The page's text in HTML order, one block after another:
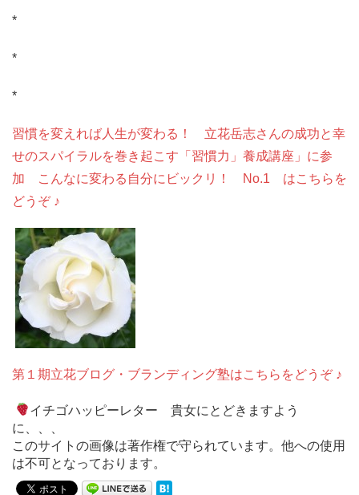
*
*
*
習慣を変えれば人生が変わる！ 立花岳志さんの成功と幸
せのスパイラルを巻き起こす「習慣力」養成講座」に参
加 こんなに変わる自分にビックリ！ No.1 はこちらを
どうぞ ♪
第１期立花ブログ・ブランディング塾はこちらをどうぞ ♪
イチゴハッピーレター 貴女にとどきますよう
に、、、
このサイトの画像は著作権で守られています。他への使用
は不可となっております。